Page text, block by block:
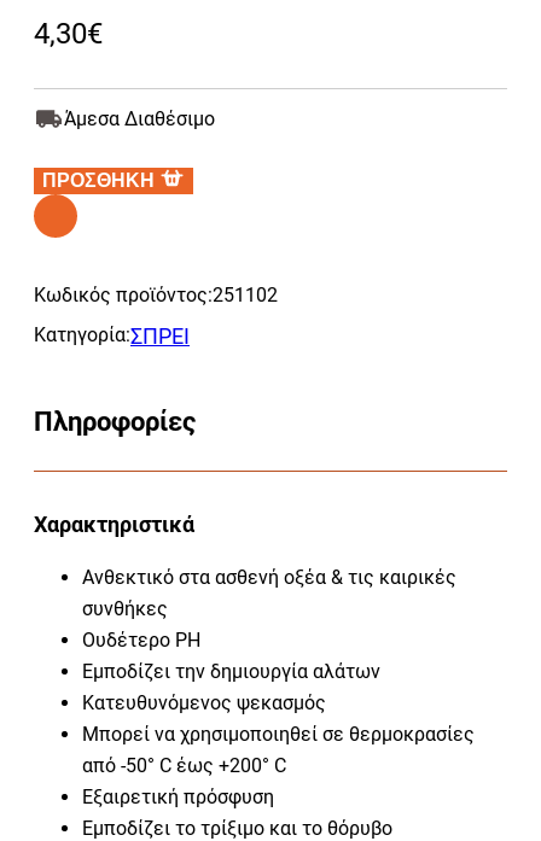
4,30€
Άμεσα Διαθέσιμο
ΠΡΟΣΘΗΚΗ
Κωδικός προϊόντος:251102
Κατηγορία:ΣΠΡΕΙ
Πληροφορίες
Χαρακτηριστικά
Ανθεκτικό στα ασθενή οξέα & τις καιρικές
συνθήκες
Ουδέτερο PH
Εμποδίζει την δημιουργία αλάτων
Κατευθυνόμενος ψεκασμός
Μπορεί να χρησιμοποιηθεί σε θερμοκρασίες
από -50° C έως +200° C
Εξαιρετική πρόσφυση
Εμποδίζει το τρίξιμο και το θόρυβο